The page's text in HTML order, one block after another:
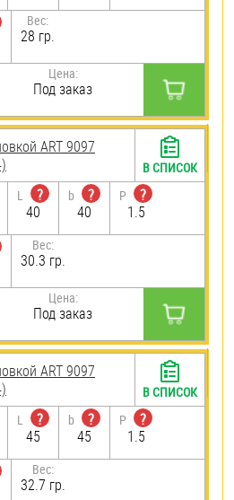
Вес:
28 гр.
Цена:
Под заказ
ART 9097
L
?
40
b
?
40
P
?
1.5
Вес:
30.3 гр.
Цена:
Под заказ
В СПИСОК
ART 9097
L
?
45
b
?
45
P
?
1.5
Вес:
32.7 гр.
В СПИСОК